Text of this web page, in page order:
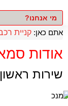
אתם כאן: קניית
אודות
שירות